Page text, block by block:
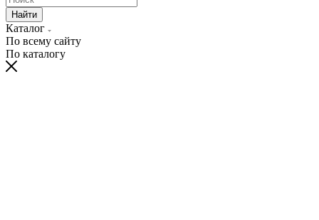
Найти
Каталог
По всему сайту
По каталогу